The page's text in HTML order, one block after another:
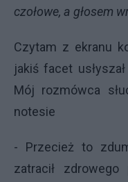
czołowe, a głosem
Czytam z ekranu
jakiś facet
Mój rozmówca
notesie
- Przecież to
zatracił